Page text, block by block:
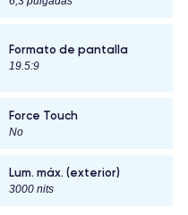
Formato de pantalla
19.5:9
Force Touch
No
Lum. máx. (exterior)
3000 nits